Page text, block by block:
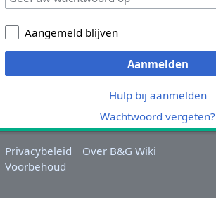
Aangemeld blijven
Aanmelden
Hulp bij aanmelden
Wachtwoord vergeten?
Privacybeleid
Over B&G Wiki
Voorbehoud